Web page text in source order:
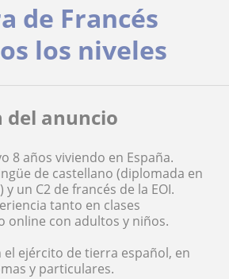
de Francés
los niveles
del anuncio
8 años viviendo en España.
de castellano (diplomada en
un C2 de francés de la EOI.
tanto en clases
online con adultos y niños.
el ejército de tierra español, en
y particulares.